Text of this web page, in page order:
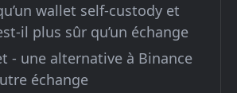
wallet self-custody et
il plus sûr qu’un échange
- une alternative à Binance
échange